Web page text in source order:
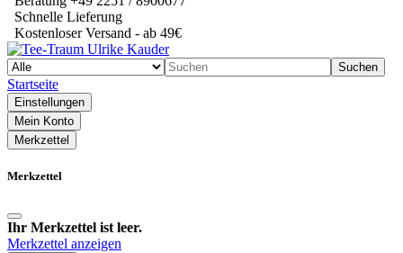
Schnelle Lieferung
Kostenloser Versand - ab 49€
Suchen
Startseite
Einstellungen
Mein Konto
Merkzettel
Merkzettel
Ihr Merkzettel ist leer.
Merkzettel anzeigen